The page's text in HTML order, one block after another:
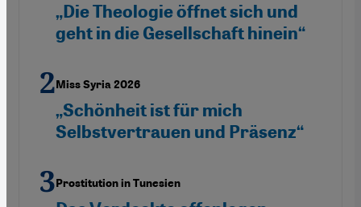
„Die Theologie öffnet sich und
geht in die Gesellschaft hinein“
Miss Syria 2026
„Schönheit ist für mich
Selbstvertrauen und Präsenz“
Prostitution in Tunesien